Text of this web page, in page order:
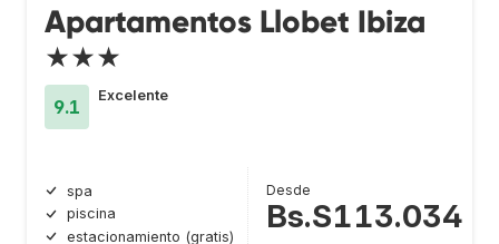
Apartamentos Llobet Ibiza
★★★
9.1
Excelente
spa
piscina
estacionamiento (gratis)
Desde
Bs.S113.034